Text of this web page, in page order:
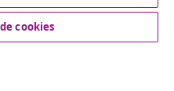
é um site da vidaXL
cookies